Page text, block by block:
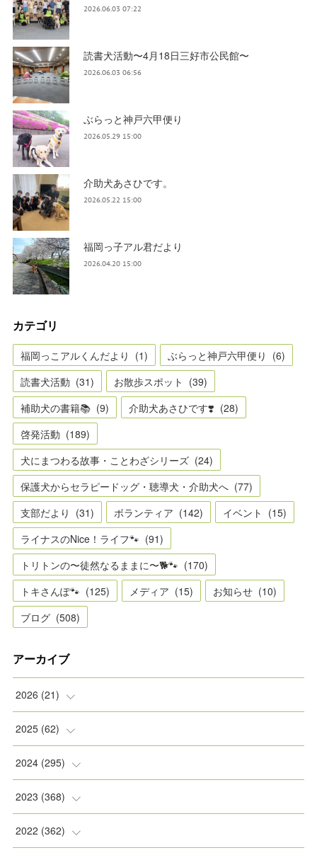
2026.06.03 07:22
読書犬活動〜4月18日三好市公民館〜
2026.06.03 06:56
ぶらっと神戸六甲便り
2026.05.29 15:00
介助犬あさひです。
2026.05.22 15:00
福岡っ子アル君だより
2026.04.20 15:00
カテゴリ
福岡っこアルくんだより (1) ぶらっと神戸六甲便り (6)
読書犬活動 (31) お散歩スポット (39)
補助犬の書籍📚 (9) 介助犬あさひです❣️ (28)
啓発活動 (189)
犬にまつわる故事・ことわざシリーズ (24)
保護犬からセラピードッグ・聴導犬・介助犬へ (77)
支部だより (31) ボランティア (142) イベント (15)
ライナスのNice！ライフ🐾 (91)
トリトンの〜徒然なるままに〜🐕🐾 (170)
トキさんぽ🐾 (125) メディア (15) お知らせ (10)
ブログ (508)
アーカイブ
2026 (21)
(2)
(2)
(2)
(5)
2025 (62)
(8)
(5)
(9)
2024 (295)
(8)
(11)
2023 (368)
(31)
2022 (362)